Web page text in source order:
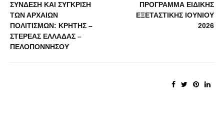
ΣΥΝΔΕΣΗ ΚΑΙ ΣΥΓΚΡΙΣΗ
ΤΩΝ ΑΡΧΑΙΩΝ
ΠΟΛΙΤΙΣΜΩΝ: ΚΡΗΤΗΣ –
ΣΤΕΡΕΑΣ ΕΛΛΑΔΑΣ –
ΠΕΛΟΠΟΝΝΗΣΟΥ
ΠΡΟΓΡΑΜΜΑ ΕΙΔΙΚΗΣ
ΕΞΕΤΑΣΤΙΚΗΣ ΙΟΥΝΙΟΥ
2026